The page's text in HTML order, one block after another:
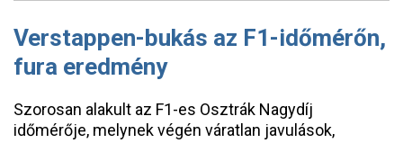
Verstappen-bukás az F1-időmérőn,
fura eredmény
Szorosan alakult az F1-es Osztrák Nagydíj
időmérője, melynek végén váratlan javulások,